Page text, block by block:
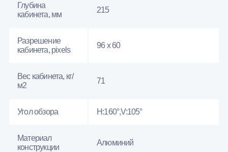
Глубина
кабинета, мм
215
Разрешение
кабинета, pixels
96 x 60
Вес кабинета, кг/
м2
71
Угол обзора H:160°,V:105°
Материал
конструкции
Алюминий